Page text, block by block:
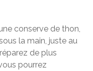
conserve de thon,
la main, juste au
de plus
pourrez